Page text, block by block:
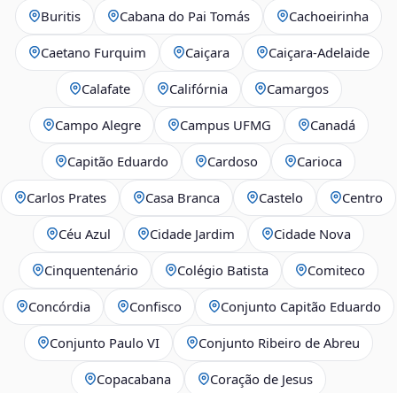
Buritis Cabana do Pai Tomás Cachoeirinha
Caetano Furquim Caiçara Caiçara-Adelaide
Calafate Califórnia Camargos
Campo Alegre Campus UFMG Canadá
Capitão Eduardo Cardoso Carioca
Carlos Prates Casa Branca Castelo Centro
Céu Azul Cidade Jardim Cidade Nova
Cinquentenário Colégio Batista Comiteco
Concórdia Confisco Conjunto Capitão Eduardo
Conjunto Paulo VI Conjunto Ribeiro de Abreu
Copacabana Coração de Jesus